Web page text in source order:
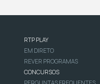
RTP PLAY
EM DIRETO
REVER PROGRAMAS
CONCURSOS